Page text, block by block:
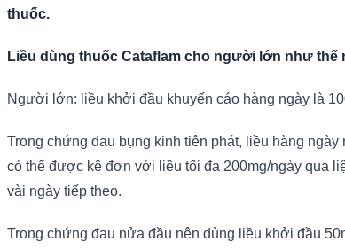
thuốc.
Liều dùng thuốc Cataflam cho người lớn như thế
Người lớn: liều khởi đầu khuyến cáo hàng ngày là
Trong chứng đau bụng kinh tiên phát, liều hàng
có thể được kê đơn với liều tối đa 200mg/ngày qua
vài ngày tiếp theo.
Trong chứng đau nửa đầu nên dùng liều khởi đầu